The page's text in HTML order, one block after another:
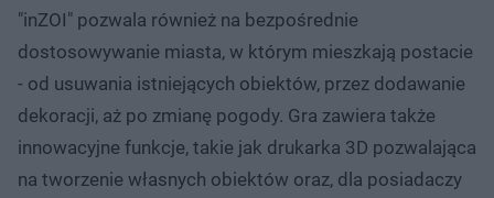
"inZOI" pozwala również na bezpośrednie
dostosowywanie miasta, w którym mieszkają postacie
- od usuwania istniejących obiektów, przez dodawanie
dekoracji, aż po zmianę pogody. Gra zawiera także
innowacyjne funkcje, takie jak drukarka 3D pozwalająca
na tworzenie własnych obiektów oraz, dla posiadaczy